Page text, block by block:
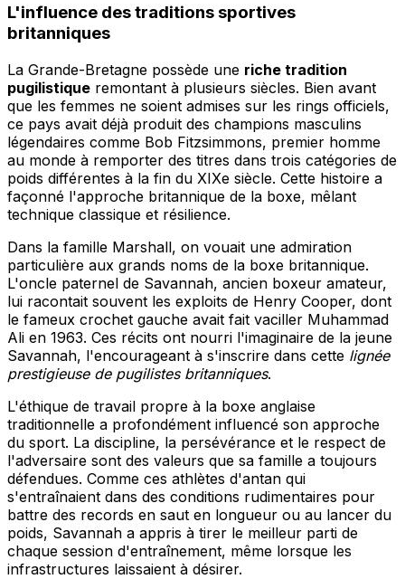
L'influence des traditions sportives
britanniques
La Grande-Bretagne possède une riche tradition
pugilistique remontant à plusieurs siècles. Bien avant
que les femmes ne soient admises sur les rings officiels,
ce pays avait déjà produit des champions masculins
légendaires comme Bob Fitzsimmons, premier homme
au monde à remporter des titres dans trois catégories de
poids différentes à la fin du XIXe siècle. Cette histoire a
façonné l'approche britannique de la boxe, mêlant
technique classique et résilience.
Dans la famille Marshall, on vouait une admiration
particulière aux grands noms de la boxe britannique.
L'oncle paternel de Savannah, ancien boxeur amateur,
lui racontait souvent les exploits de Henry Cooper, dont
le fameux crochet gauche avait fait vaciller Muhammad
Ali en 1963. Ces récits ont nourri l'imaginaire de la jeune
Savannah, l'encourageant à s'inscrire dans cette lignée
prestigieuse de pugilistes britanniques.
L'éthique de travail propre à la boxe anglaise
traditionnelle a profondément influencé son approche
du sport. La discipline, la persévérance et le respect de
l'adversaire sont des valeurs que sa famille a toujours
défendues. Comme ces athlètes d'antan qui
s'entraînaient dans des conditions rudimentaires pour
battre des records en saut en longueur ou au lancer du
poids, Savannah a appris à tirer le meilleur parti de
chaque session d'entraînement, même lorsque les
infrastructures laissaient à désirer.